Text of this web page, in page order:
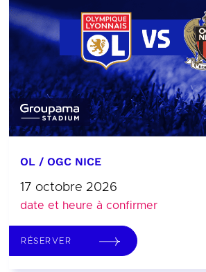
OL / OGC NICE
17 octobre 2026
date et heure à confirmer
RÉSERVER